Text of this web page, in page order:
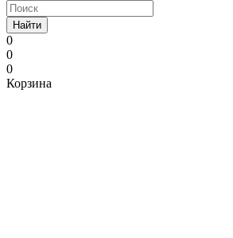
Найти
0
0
0
Корзина